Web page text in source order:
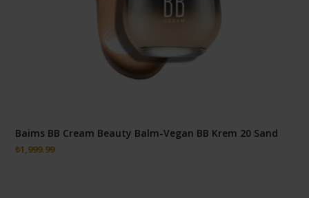
Baims BB Cream Beauty Balm-Vegan BB Krem 20 Sand
₺1,999.99